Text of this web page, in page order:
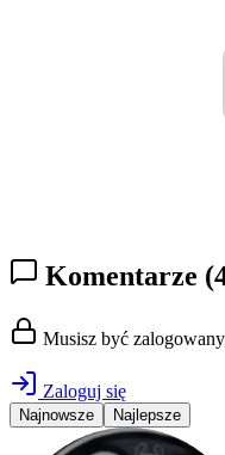
Komentarze
Musisz być
Zaloguj się
Najnowsze Najlepsze